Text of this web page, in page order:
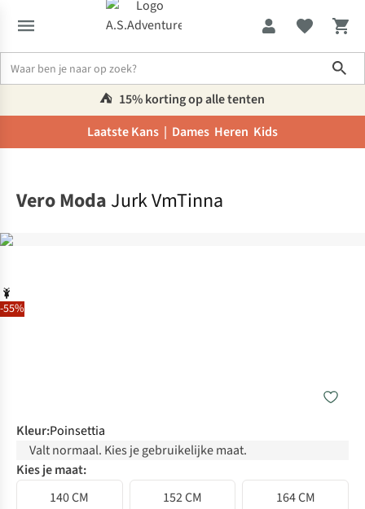
⛺️ 15% korting op alle tenten
Laatste Kans | Dames Heren Kids
-55%
Vero Moda Jurk VmTinna
Kleur:Poinsettia
Valt normaal. Kies je gebruikelijke maat.
Kies je maat:
140 CM
152 CM
164 CM